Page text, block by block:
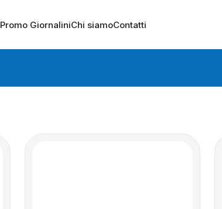
Promo GiornaliniChi siamoContatti